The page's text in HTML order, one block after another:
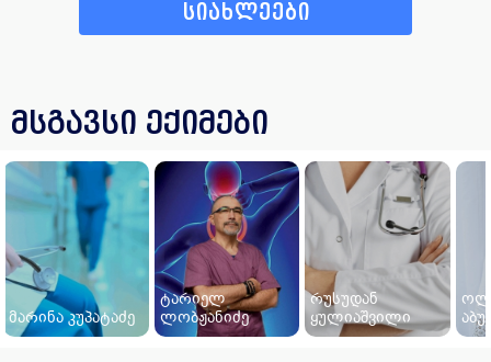
სიახლეები
მსგავსი ექიმები
მარინა კუპატაძე
ტარიელ
ლობჟანიძე
რუსუდან
ყულიაშვილი